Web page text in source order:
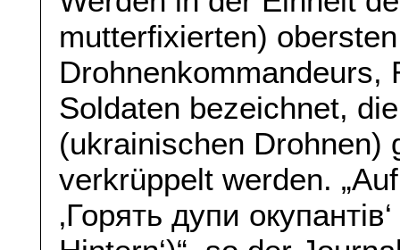
mutterfixierten)
Drohnenkommandeurs,
Soldaten bezeichnet,
(ukrainischen Drohnen)
verkrüppelt werden.
‚Горять дупи